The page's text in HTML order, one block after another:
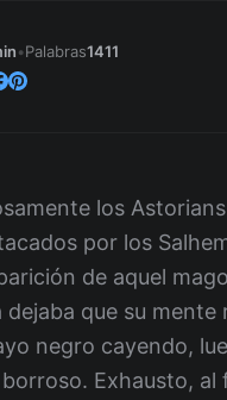
•Palabras1411
los
por los
de aquel
dejaba que su mente
negro cayendo,
Exhausto, al